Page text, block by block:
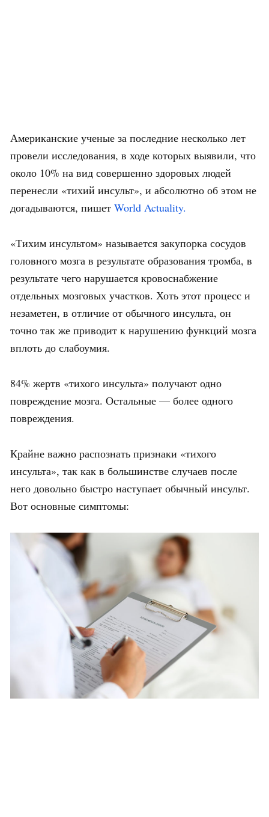
Американские ученые за последние несколько лет
провели исследования, в ходе которых выявили, что
около 10% на вид совершенно здоровых людей
перенесли «тихий инсульт», и абсолютно об этом не
догадываются, пишет World Actuality.
«Тихим инсультом» называется закупорка сосудов
головного мозга в результате образования тромба, в
результате чего нарушается кровоснабжение
отдельных мозговых участков. Хоть этот процесс и
незаметен, в отличие от обычного инсульта, он
точно так же приводит к нарушению функций мозга
вплоть до слабоумия.
84% жертв «тихого инсульта» получают одно
повреждение мозга. Остальные — более одного
повреждения.
Крайне важно распознать признаки «тихого
инсульта», так как в большинстве случаев после
него довольно быстро наступает обычный инсульт.
Вот основные симптомы: